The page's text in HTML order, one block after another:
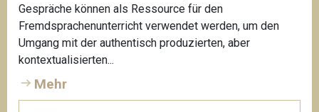
Gespräche können als Ressource für den
Fremdsprachenunterricht verwendet werden, um den
Umgang mit der authentisch produzierten, aber
kontextualisierten...
Mehr